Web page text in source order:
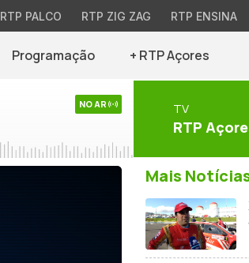
RTP PALCO RTP ZIG ZAG RTP ENSINA
Programação + RTP Açores
NO AR TV
RTP
Mais